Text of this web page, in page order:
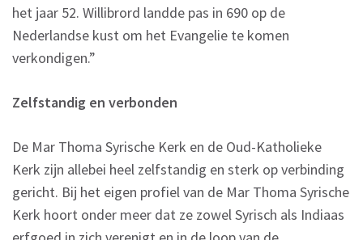
het jaar 52. Willibrord landde pas in 690 op de
Nederlandse kust om het Evangelie te komen
verkondigen.”
Zelfstandig en verbonden
De Mar Thoma Syrische Kerk en de Oud-Katholieke
Kerk zijn allebei heel zelfstandig en sterk op verbinding
gericht. Bij het eigen profiel van de Mar Thoma Syrische
Kerk hoort onder meer dat ze zowel Syrisch als Indiaas